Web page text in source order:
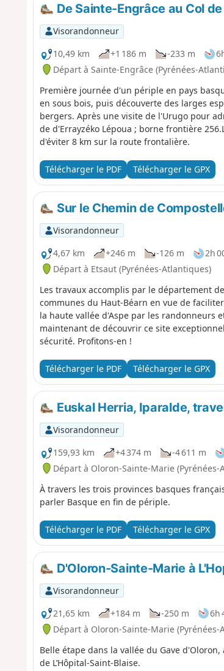
De Sainte-Engrâce au Col
Visorandonneur
10,49 km
+1 186 m -233 m
Départ à Sainte-Engrâce (Pyrénées-
Première journée d'un périple en pays
en sous bois, puis découverte des larges
bergers. Après une visite de l'Urugo pour
de d'Errayzéko Lépoua ; borne frontière
d'éviter 8 km sur la route frontalière.
Télécharger le PDF Télécharger le GPX
Sur le Chemin de
Visorandonneur
4,67 km
+246 m -126 m 2h
Départ à Etsaut (Pyrénées-Atlantiques)
Les travaux accomplis par le département
communes du Haut-Béarn en vue de
la haute vallée d'Aspe par les randonneurs
maintenant de découvrir ce site
sécurité. Profitons-en !
Télécharger le PDF Télécharger le GPX
Euskal Herria, Iparalde,
Visorandonneur
159,93 km
+4 374 m -4 611 m
Départ à Oloron-Sainte-Marie (Pyrénées-
À travers les trois provinces basques
parler Basque en fin de périple.
Télécharger le PDF Télécharger le GPX
D'Oloron-Sainte-Marie à
Visorandonneur
21,65 km
+184 m -250 m 6h
Départ à Oloron-Sainte-Marie (Pyrénées-
Belle étape dans la vallée du Gave
de L’Hôpital-Saint-Blaise.